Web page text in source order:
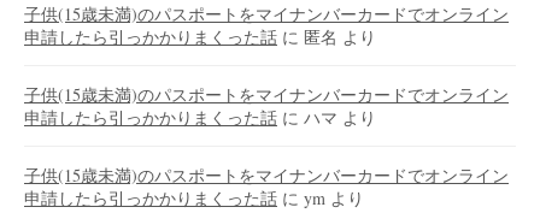
子供(15歳未満)のパスポートをマイナンバーカードでオンライン
申請したら引っかかりまくった話 に 匿名 より
子供(15歳未満)のパスポートをマイナンバーカードでオンライン
申請したら引っかかりまくった話 に ハマ より
子供(15歳未満)のパスポートをマイナンバーカードでオンライン
申請したら引っかかりまくった話 に ym より